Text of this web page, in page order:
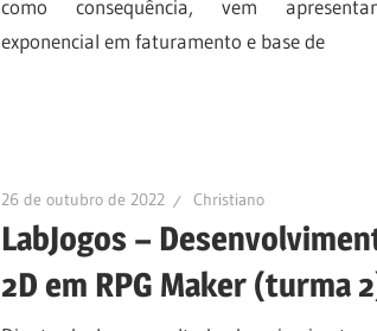
como consequência, vem
exponencial em faturamento e base de
26 de outubro de 2022 Christiano
LabJogos –
2D em RPG Maker (turma